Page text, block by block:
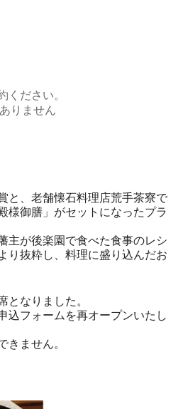
ださい。
りません
と、老舗懐石料理店荒手茶寮で
様御膳」がセットになったプラ
主が後楽園で食べた食事のレシ
り抜粋し、料理に盛り込んだお
となりました。
込フォームを再オープンいたし
ません。